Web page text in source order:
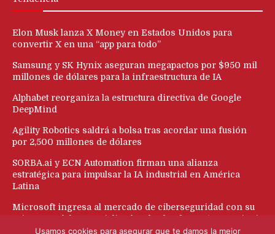
Elon Musk lanza X Money en Estados Unidos para
convertir X en una “app para todo”
Samsung y SK Hynix aseguran megapactos por $950 mil
millones de dólares para la infraestructura de IA
Alphabet reorganiza la estructura directiva de Google
DeepMind
Agility Robotics saldrá a bolsa tras acordar una fusión
por 2,500 millones de dólares
SORBA.ai y ECN Automation firman una alianza
estratégica para impulsar la IA industrial en América
Latina
Microsoft ingresa al mercado de ciberseguridad con su
primer modelo especializado y la plataforma ‘Perception’
Usamos cookies para asegurar que te damos la mejor